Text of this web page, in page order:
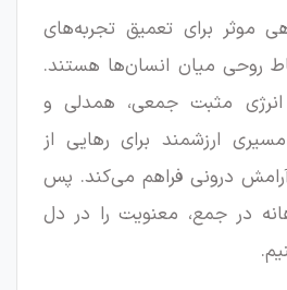
موثر برای تعمیق تجربه‌های
روحی میان انسان‌ها هستند.
مثبت جمعی، همدلی و
ارزشمند برای رهایی از
درونی فراهم می‌کند. پس
در جمع، معنویت را در دل